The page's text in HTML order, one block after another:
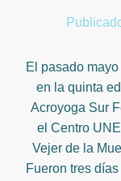
El pasado
en la quinta
Acroyoga Sur
el Centro
Vejer de la
Fueron tres días